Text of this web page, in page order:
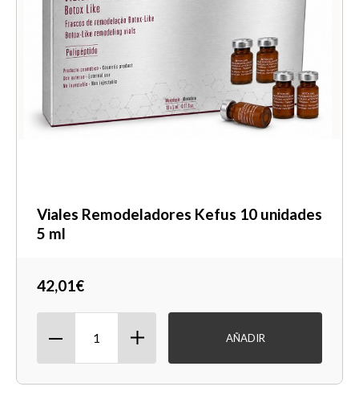
Viales Remodeladores Kefus 10 unidades
5 ml
42,01€
AÑADIR